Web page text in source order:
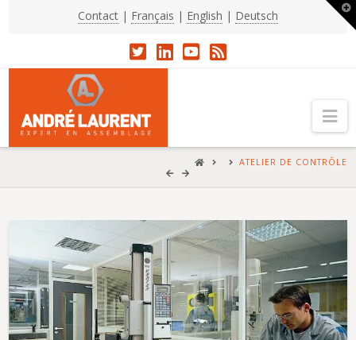
Contact | Français | English | Deutsch
HOME ATELIER DE CONTRÔLE